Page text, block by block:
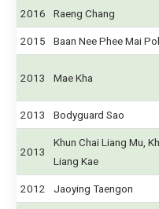
2016 Raeng Chang
2015 Baan Nee Phee Mai
2013 Mae Kha
2013 Bodyguard Sao
2013
Khun Chai Liang Mu,
Liang Kae
2012 Jaoying Taengon